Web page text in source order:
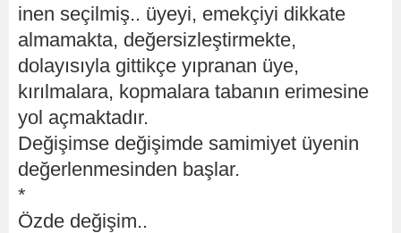
inen seçilmiş.. üyeyi, emekçiyi dikkate
almamakta, değersizleştirmekte,
dolayısıyla gittikçe yıpranan üye,
kırılmalara, kopmalara tabanın erimesine
yol açmaktadır.
Değişimse değişimde samimiyet üyenin
değerlenmesinden başlar.
*
Özde değişim..